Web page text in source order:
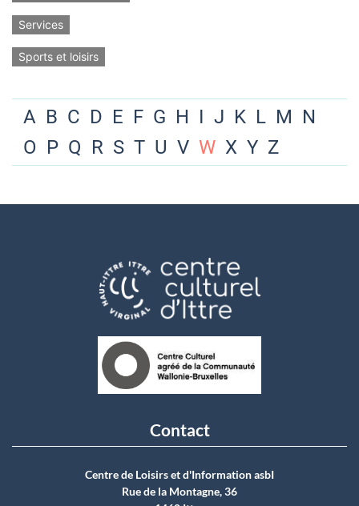
Services
Sports et loisirs
A B C D E F G H I J K L M N
O P Q R S T U V W X Y Z
Contact
Centre de Loisirs et d'Information asbI
Rue de la Montagne, 36